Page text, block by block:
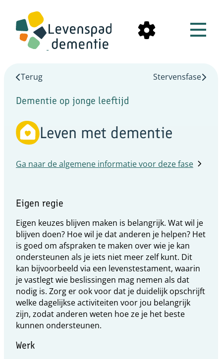
Terug Stervensfase
Dementie op jonge leeftijd
Leven met dementie
Ga naar de algemene informatie voor deze fase
Eigen regie
Eigen keuzes blijven maken is belangrijk. Wat wil je
blijven doen? Hoe wil je dat anderen je helpen? Het
is goed om afspraken te maken over wie je kan
ondersteunen als je iets niet meer zelf kunt. Dit
kan bijvoorbeeld via een levenstestament, waarin
je vastlegt wie beslissingen mag nemen als dat
nodig is. Zorg er ook voor dat je duidelijk opschrijft
welke dagelijkse activiteiten voor jou belangrijk
zijn, zodat anderen weten hoe ze je het beste
kunnen ondersteunen.
Werk